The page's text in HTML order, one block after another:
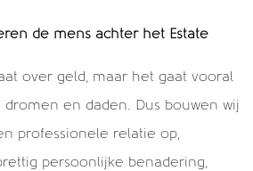
de mens achter het Estate
over geld, maar het gaat vooral
en daden. Dus bouwen wij
professionele relatie op,
persoonlijke benadering,